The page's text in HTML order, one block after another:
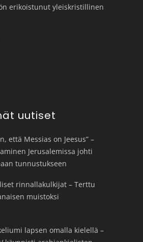
erikoistunut yleiskristillinen
uutiset
että Messias on Jeesus” –
Jerusalemissa johti
tunnustukseen
rinnallakulkijat – Terttu
muistoksi
lapsen omalla kielellä –